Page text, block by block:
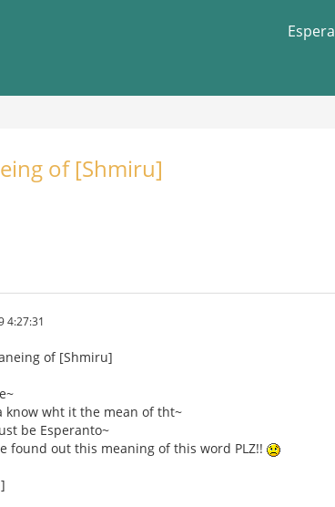
of [Shmiru]
4:27:31
of [Shmiru]
know wht it the mean of tht~
be Esperanto~
found out this meaning of this word PLZ!!